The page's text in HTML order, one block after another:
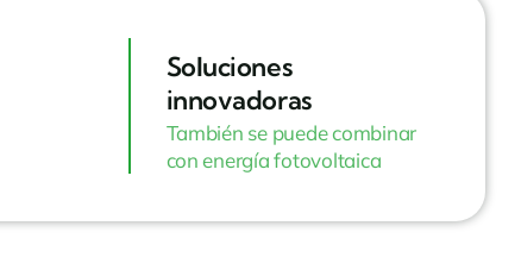
Soluciones
innovadoras
También se puede combinar
con energía fotovoltaica